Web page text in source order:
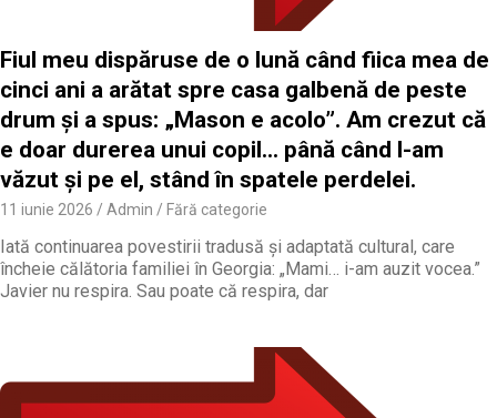
Fiul meu dispăruse de o lună când fiica mea de
cinci ani a arătat spre casa galbenă de peste
drum și a spus: „Mason e acolo”. Am crezut că
e doar durerea unui copil… până când l-am
văzut și pe el, stând în spatele perdelei.
11 iunie 2026 Admin Fără categorie
Iată continuarea povestirii tradusă și adaptată cultural, care
încheie călătoria familiei în Georgia: „Mami… i-am auzit vocea.”
Javier nu respira. Sau poate că respira, dar